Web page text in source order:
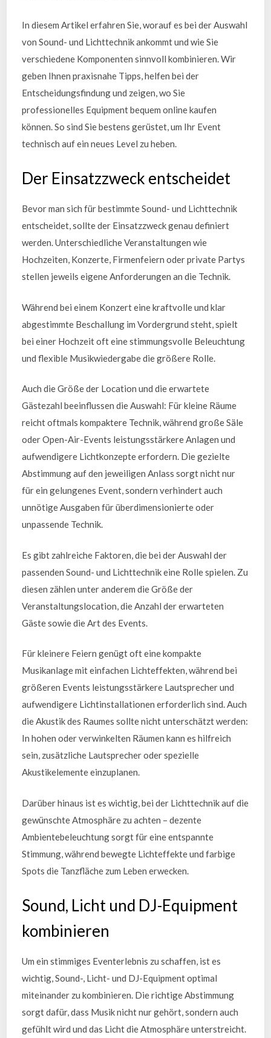
In diesem Artikel erfahren Sie, worauf es bei der Auswahl
von Sound- und Lichttechnik ankommt und wie Sie
verschiedene Komponenten sinnvoll kombinieren. Wir
geben Ihnen praxisnahe Tipps, helfen bei der
Entscheidungsfindung und zeigen, wo Sie
professionelles Equipment bequem online kaufen
können. So sind Sie bestens gerüstet, um Ihr Event
technisch auf ein neues Level zu heben.
Der Einsatzzweck entscheidet
Bevor man sich für bestimmte Sound- und Lichttechnik
entscheidet, sollte der Einsatzzweck genau definiert
werden. Unterschiedliche Veranstaltungen wie
Hochzeiten, Konzerte, Firmenfeiern oder private Partys
stellen jeweils eigene Anforderungen an die Technik.
Während bei einem Konzert eine kraftvolle und klar
abgestimmte Beschallung im Vordergrund steht, spielt
bei einer Hochzeit oft eine stimmungsvolle Beleuchtung
und flexible Musikwiedergabe die größere Rolle.
Auch die Größe der Location und die erwartete
Gästezahl beeinflussen die Auswahl: Für kleine Räume
reicht oftmals kompaktere Technik, während große Säle
oder Open-Air-Events leistungsstärkere Anlagen und
aufwendigere Lichtkonzepte erfordern. Die gezielte
Abstimmung auf den jeweiligen Anlass sorgt nicht nur
für ein gelungenes Event, sondern verhindert auch
unnötige Ausgaben für überdimensionierte oder
unpassende Technik.
Es gibt zahlreiche Faktoren, die bei der Auswahl der
passenden Sound- und Lichttechnik eine Rolle spielen. Zu
diesen zählen unter anderem die Größe der
Veranstaltungslocation, die Anzahl der erwarteten
Gäste sowie die Art des Events.
Für kleinere Feiern genügt oft eine kompakte
Musikanlage mit einfachen Lichteffekten, während bei
größeren Events leistungsstärkere Lautsprecher und
aufwendigere Lichtinstallationen erforderlich sind. Auch
die Akustik des Raumes sollte nicht unterschätzt werden:
In hohen oder verwinkelten Räumen kann es hilfreich
sein, zusätzliche Lautsprecher oder spezielle
Akustikelemente einzuplanen.
Darüber hinaus ist es wichtig, bei der Lichttechnik auf die
gewünschte Atmosphäre zu achten – dezente
Ambientebeleuchtung sorgt für eine entspannte
Stimmung, während bewegte Lichteffekte und farbige
Spots die Tanzfläche zum Leben erwecken.
Sound, Licht und DJ-Equipment
kombinieren
Um ein stimmiges Eventerlebnis zu schaffen, ist es
wichtig, Sound-, Licht- und DJ-Equipment optimal
miteinander zu kombinieren. Die richtige Abstimmung
sorgt dafür, dass Musik nicht nur gehört, sondern auch
gefühlt wird und das Licht die Atmosphäre unterstreicht.